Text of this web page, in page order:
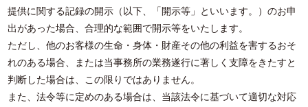
提供に関する記録の開示（以下、「開示等」といいます。）のお申
出があった場合、合理的な範囲で開示等をいたします。
ただし、他のお客様の生命・身体・財産その他の利益を害するおそ
れのある場合、または当事務所の業務遂行に著しく支障をきたすと
判断した場合は、この限りではありません。
また、法令等に定めのある場合は、当該法令に基づいて適切な対応